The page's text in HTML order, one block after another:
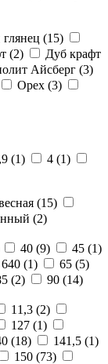
(15)
(2)
Дуб крафт
Айсберг (3)
Орех (3)
(1) 4 (1)
(15)
(2)
40 (9) 45 (1)
640 (1) 65 (5)
(2) 90 (14)
11,3 (2)
127 (1)
(18) 141,5 (1)
150 (73)